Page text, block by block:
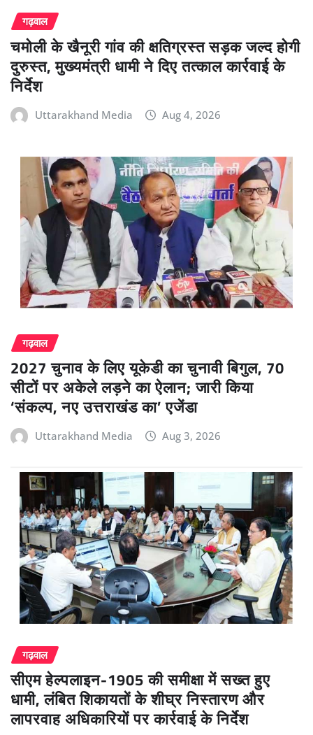
गढ़वाल
चमोली के खैनूरी गांव की क्षतिग्रस्त सड़क जल्द होगी
दुरुस्त, मुख्यमंत्री धामी ने दिए तत्काल कार्रवाई के
निर्देश
Uttarakhand Media Aug 4, 2026
गढ़वाल
2027 चुनाव के लिए यूकेडी का चुनावी बिगुल, 70
सीटों पर अकेले लड़ने का ऐलान; जारी किया
‘संकल्प, नए उत्तराखंड का’ एजेंडा
Uttarakhand Media Aug 3, 2026
गढ़वाल
सीएम हेल्पलाइन-1905 की समीक्षा में सख्त हुए
धामी, लंबित शिकायतों के शीघ्र निस्तारण और
लापरवाह अधिकारियों पर कार्रवाई के निर्देश